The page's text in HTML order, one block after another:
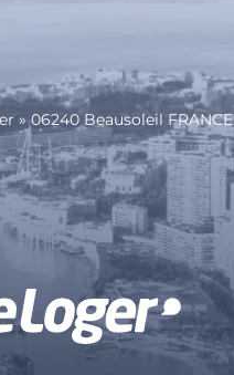
» 06240 Beausoleil FRANCE